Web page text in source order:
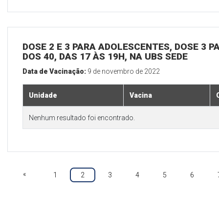
DOSE 2 E 3 PARA ADOLESCENTES, DOSE 3
DOS 40, DAS 17 ÀS 19H, NA UBS SEDE
Data de Vacinação: 9 de novembro de 2022
Unidade Vacina
Nenhum resultado foi encontrado.
« 1 2 3 4 5 6